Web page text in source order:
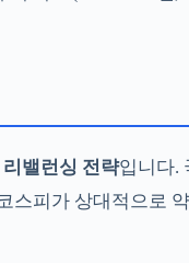
밸런싱 전략입니다.
피가 상대적으로